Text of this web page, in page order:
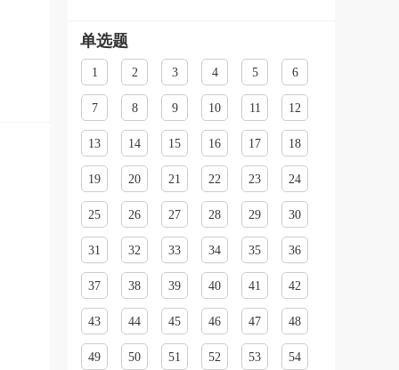
单选题
1 2 3 4 5 6
7 8 9 10 11 12
13 14 15 16 17 18
19 20 21 22 23 24
25 26 27 28 29 30
31 32 33 34 35 36
37 38 39 40 41 42
43 44 45 46 47 48
49 50 51 52 53 54